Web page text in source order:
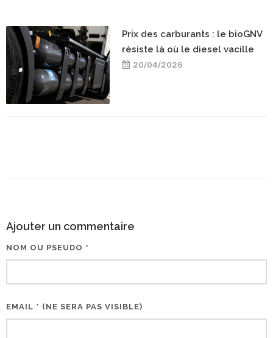
Prix des carburants : le bioGNV
résiste là où le diesel vacille
20/04/2026
Ajouter un commentaire
NOM OU PSEUDO *
EMAIL * (NE SERA PAS VISIBLE)